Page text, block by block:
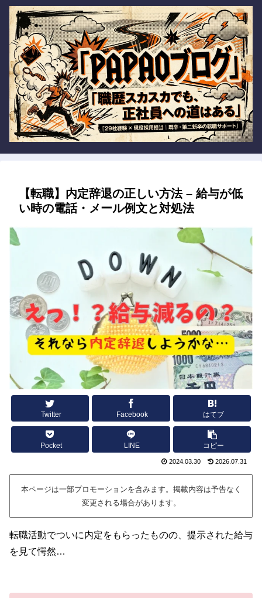
【転職】内定辞退の正しい方法 – 給与が低
い時の電話・メール例文と対処法
Twitter Facebook はてブ
Pocket LINE コピー
2024.03.30 2026.07.31
本ページは一部プロモーションを含みます。掲載内容は予告なく
変更される場合があります。
転職活動でついに内定をもらったものの、提示された給与
を見て愕然…